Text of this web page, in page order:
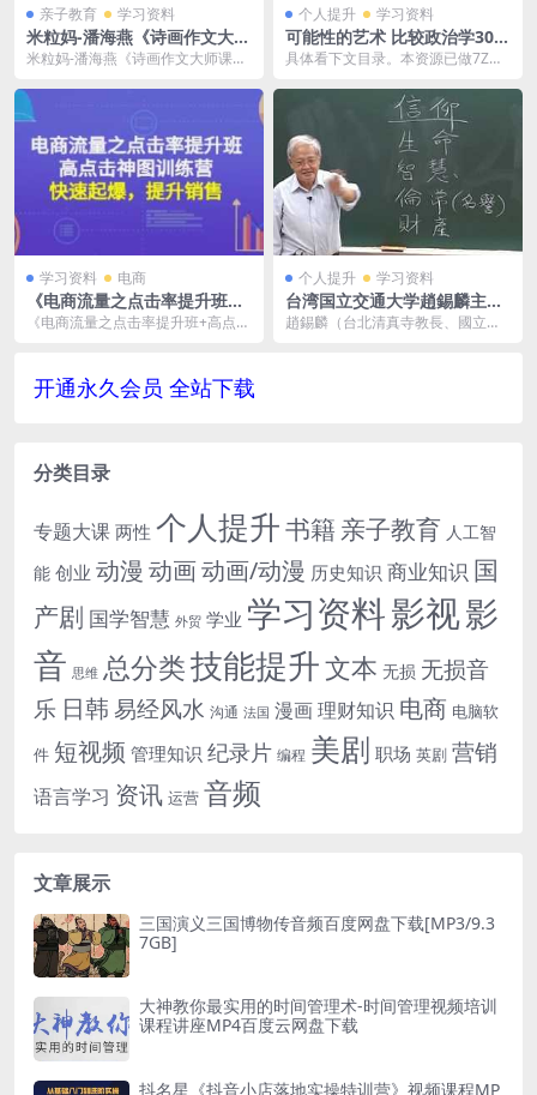
亲子教育 学习资料
米粒妈-潘海燕《诗画作文大师
课》视频-百度云网盘下载
米粒妈-潘海燕《诗画作文大师课》
32G，已做压...
个人提升 学习资料
可能性的艺术 比较政治学30讲
音频MP3百度云网盘下载[61
具体看下文目录。本资源已做7Z压
解压再观看。 政治...
学习资料 电商
《电商流量之点击率提升班
+高点击神图训练营》百度云
《电商流量之点击率提升班+高点击
个人提升 学习资料
台湾国立交通大学趙錫麟主讲
《阿拉伯与伊斯兰教》课程视
趙錫麟（台北清真寺教長、國立交
开通永久会员 全站下载
分类目录
专题大课 两性 个人提升书籍 亲子教育 人工智
能 创业 动漫 动画动画/动漫 历史知识 商业知识 国
产剧 国学智慧 外贸 学业 学习资料影视影
音 思维 总分类技能提升文本 无损 无损音
乐 日韩易经风水 沟通 法国 漫画理财知识 电商 电脑软
件 短视频 管理知识 纪录片 编程 美剧 职场 英剧 营销
语言学习 资讯 运营 音频
文章展示
三国演义三国博物传音频百度网盘下载[MP3/9.3
7GB]
大神教你最实用的时间管理术-时间管理视频培训
课程讲座MP4百度云网盘下载
抖名星《抖音小店落地实操特训营》视频课程MP